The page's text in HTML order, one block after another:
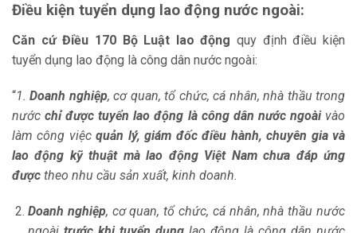
Điều kiện tuyển dụng lao động nước ngoài:
Căn cứ Điều 170 Bộ Luật lao độngquy định điều kiện
tuyển dụng lao động là công dân nước ngoài:
“1.Doanh nghiệp, cơ quan, tổ chức, cá nhân, nhà thầu trong
nướcchỉ được tuyển lao động là công dân nước ngoàivào
làm công việcquản lý, giám đốc điều hành, chuyên gia và
lao động kỹ thuật mà lao động Việt Nam chưa đáp ứng
được theo nhu cầu sản xuất, kinh doanh.
Doanh nghiệp, cơ quan, tổ chức, cá nhân, nhà thầu nước